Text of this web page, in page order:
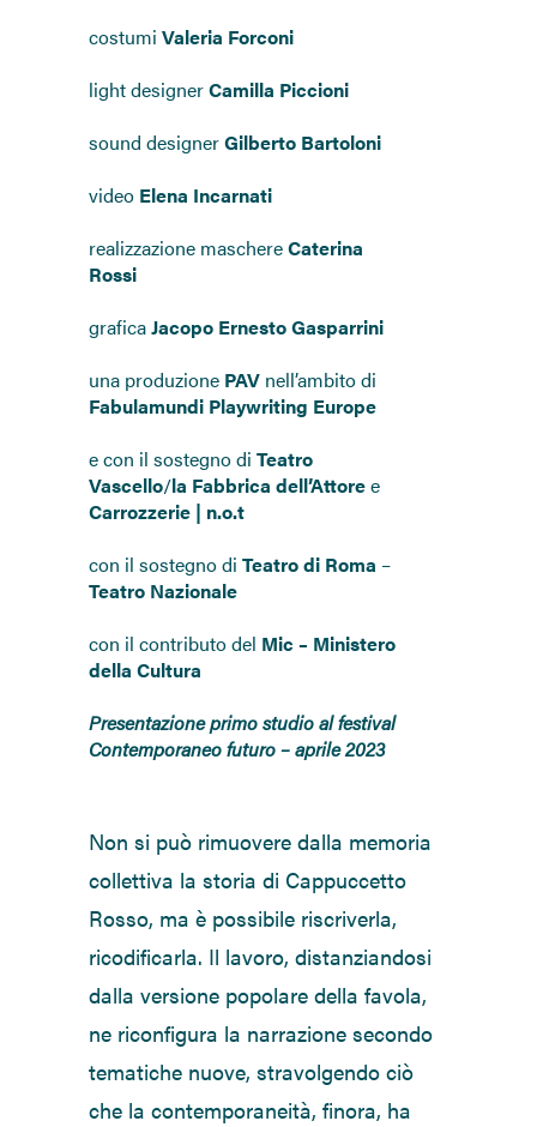
costumi Valeria Forconi
light designerCamilla Piccioni
sound designerGilberto Bartoloni
video Elena Incarnati
realizzazione maschereCaterina
Rossi
graficaJacopo Ernesto Gasparrini
una produzione PAV nell’ambito di
Fabulamundi Playwriting Europe
e con il sostegno di Teatro
Vascello/la Fabbrica dell’Attoree
Carrozzerie | n.o.t
con il sostegno di Teatro di Roma –
Teatro Nazionale
con il contributo del Mic – Ministero
della Cultura
Presentazione primo studio al festival
Contemporaneo futuro – aprile 2023
Non si può rimuovere dalla memoria
collettiva la storia di Cappuccetto
Rosso, ma è possibile riscriverla,
ricodificarla. Il lavoro, distanziandosi
dalla versione popolare della favola,
ne riconfigura la narrazione secondo
tematiche nuove, stravolgendo ciò
che la contemporaneità, finora, ha